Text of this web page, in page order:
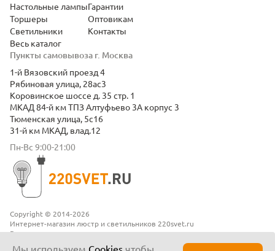
Copyright © 2014-2026
Интернет-магазин люстр и светильников 220svet.ru
Все права защищены
Пункты самовывоза г. Москва
1-й Вязовский проезд 4
Рябиновая улица, 28ас3
Коровинское шоссе д. 35 стр. 1
МКАД 84-й км ТПЗ Алтуфьево 3А корпус 3
Тюменская улица, 5с16
31-й км МКАД, влад.12
Пн-Вс 9:00-21:00
Настольные лампы
Торшеры
Светильники
Весь каталог
Гарантии
Оптовикам
Контакты
Мы используем Cookies чтобы